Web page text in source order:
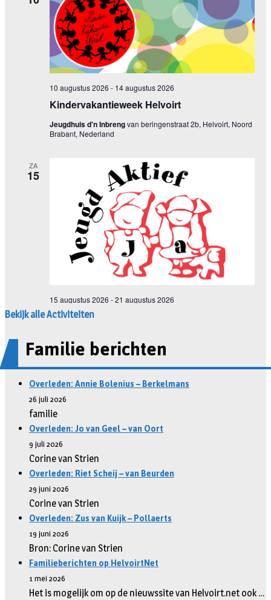
Bekijk alle Activiteiten
Familie berichten
Overleden: Annie Bolenius – Berkelmans
26 juli 2026
familie
Overleden: Jo van Geel – van Oort
9 juli 2026
Corine van Strien
Overleden: Riet Scheij – van Beurden
29 juni 2026
Corine van Strien
Overleden: Zus van Kuijk – Pollaerts
19 juni 2026
Bron: Corine van Strien
Familieberichten op HelvoirtNet
1 mei 2026
Het is mogelijk om op de nieuwssite van Helvoirt.net ook …